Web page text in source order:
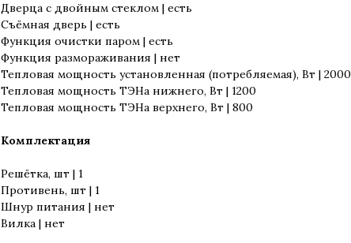
Дверца с двойным стеклом | есть
Съёмная дверь | есть
Функция очистки паром | есть
Функция размораживания | нет
Тепловая мощность установленная (потребляемая), Вт | 2000
Тепловая мощность ТЭНа нижнего, Вт | 1200
Тепловая мощность ТЭНа верхнего, Вт | 800
Комплектация
Решётка, шт | 1
Противень, шт | 1
Шнур питания | нет
Вилка | нет